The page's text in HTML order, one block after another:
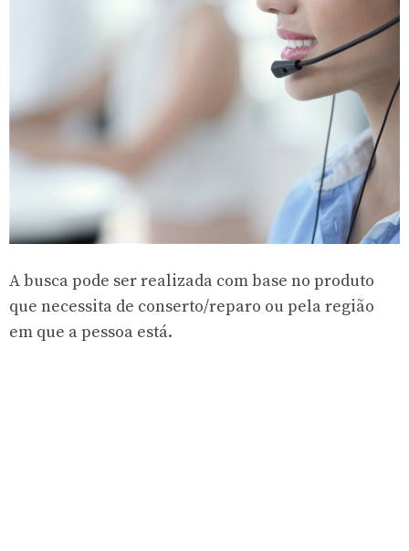
A busca pode ser realizada com base no produto
que necessita de conserto/reparo ou pela região
em que a pessoa está.